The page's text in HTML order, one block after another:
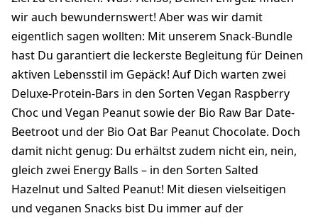
wir auch bewundernswert! Aber was wir damit
eigentlich sagen wollten: Mit unserem Snack-Bundle
hast Du garantiert die leckerste Begleitung für Deinen
aktiven Lebensstil im Gepäck! Auf Dich warten zwei
Deluxe-Protein-Bars in den Sorten Vegan Raspberry
Choc und Vegan Peanut sowie der Bio Raw Bar Date-
Beetroot und der Bio Oat Bar Peanut Chocolate. Doch
damit nicht genug: Du erhältst zudem nicht ein, nein,
gleich zwei Energy Balls – in den Sorten Salted
Hazelnut und Salted Peanut! Mit diesen vielseitigen
und veganen Snacks bist Du immer auf der